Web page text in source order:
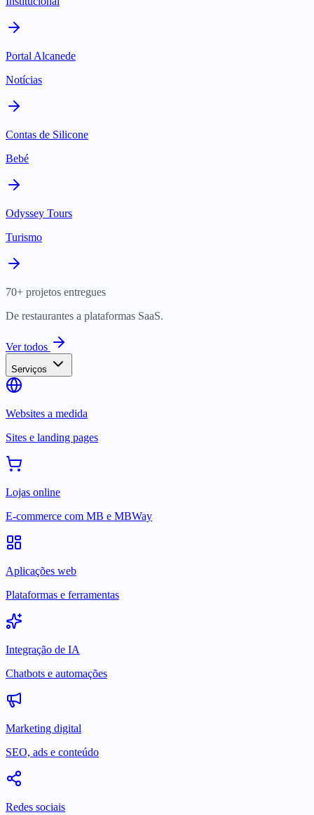
Portal Alcanede
Notícias
Contas de Silicone
Bebé
Odyssey Tours
Turismo
70+ projetos entregues
De restaurantes a plataformas SaaS.
Ver todos
Serviços
Websites a medida
Sites e landing pages
Lojas online
E-commerce com MB e MBWay
Aplicações web
Plataformas e ferramentas
Integração de IA
Chatbots e automações
Marketing digital
SEO, ads e conteúdo
Redes sociais